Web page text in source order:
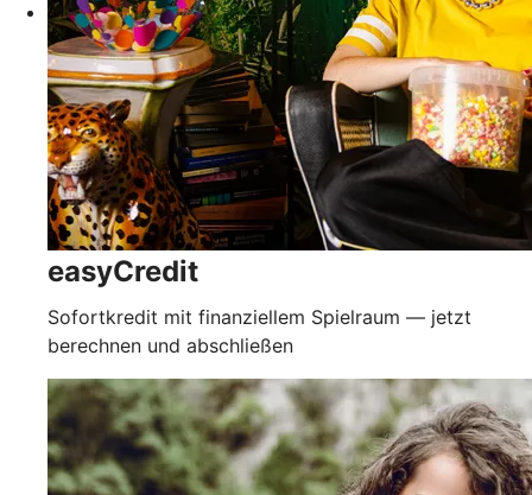
easyCredit
Sofortkredit mit finanziellem Spielraum — jetzt
berechnen und abschließen